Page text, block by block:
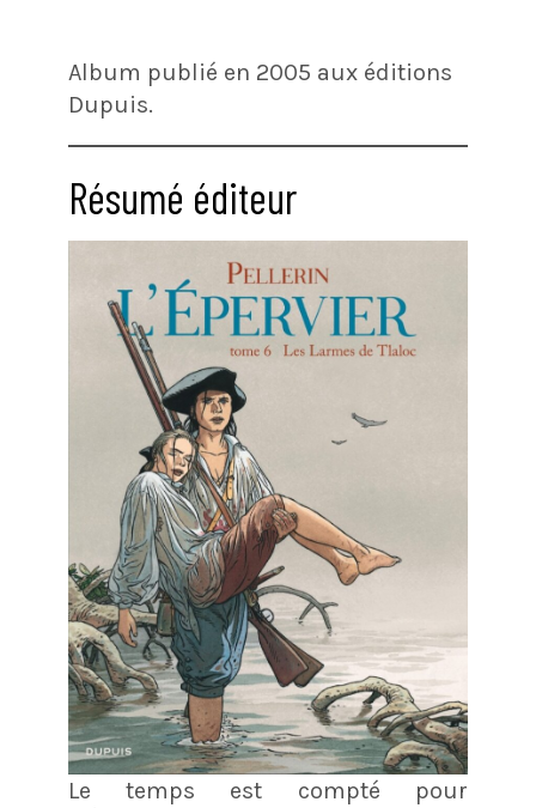
Album publié en 2005 aux éditions
Dupuis.
Résumé éditeur
Le temps est compté pour